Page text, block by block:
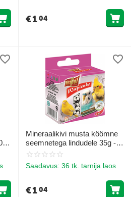
€104
-
Mineraalikivi musta köömne
seemnetega lindudele 35g -
Vitapol MINERAL BLOCK
Saadavus: 36 tk. tarnija laos
€104